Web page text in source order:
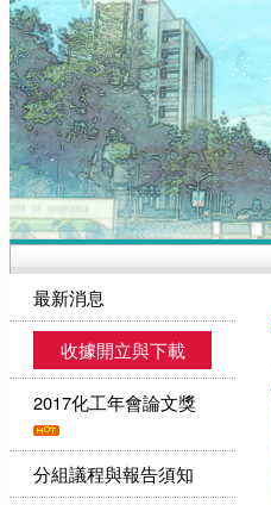
最新消息
收據開立與下載
2017化工年會論文獎
分組議程與報告須知